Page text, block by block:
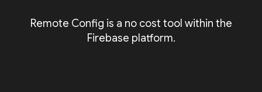
Remote Config is a no cost tool within the
Firebase platform.